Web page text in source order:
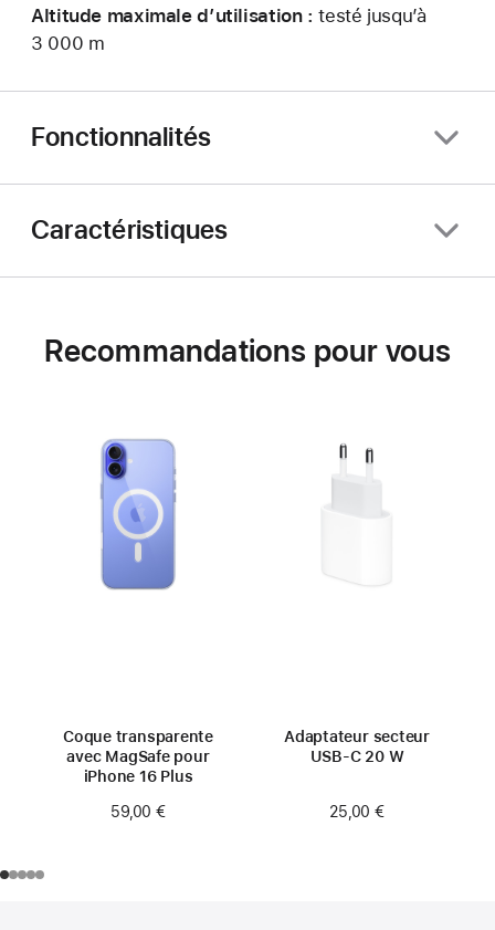
Altitude maximale d’utilisation : testé jusqu’à
3 000 m
Fonctionnalités
Caractéristiques
Recommandations pour vous
Coque transparente
avec MagSafe pour
iPhone 16 Plus
59,00 €
Adaptateur secteur
USB‑C 20 W
25,00 €